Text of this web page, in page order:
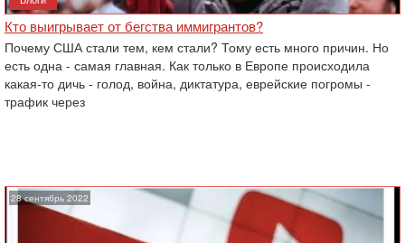
Кто выигрывает от бегства иммигрантов?
Почему США стали тем, кем стали? Тому есть много причин. Но
есть одна - самая главная. Как только в Европе происходила
какая-то дичь - голод, война, диктатура, еврейские погромы -
трафик через
28 сентябрь 2022